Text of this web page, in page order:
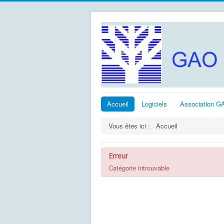
Accueil Logiciels Association
Vous êtes ici : Accueil
Erreur
Catégorie introuvable